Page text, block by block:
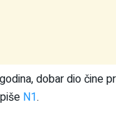
dobar dio čine
N1.